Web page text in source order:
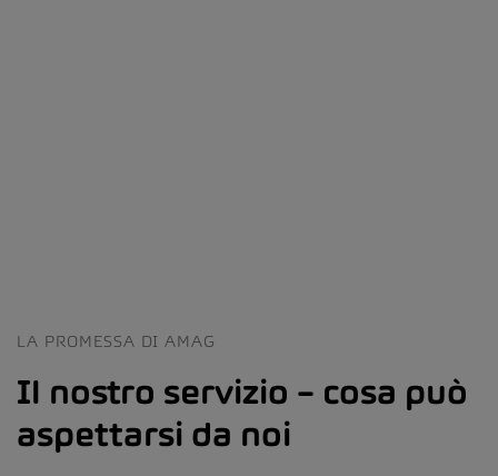
LA PROMESSA DI AMAG
Il nostro servizio – cosa può
aspettarsi da noi